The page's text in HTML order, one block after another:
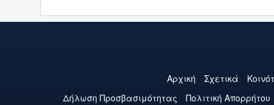
Αρχική Σχετικά
Δήλωση Προσβασιμότητας
Πολιτική Aπορρήτου